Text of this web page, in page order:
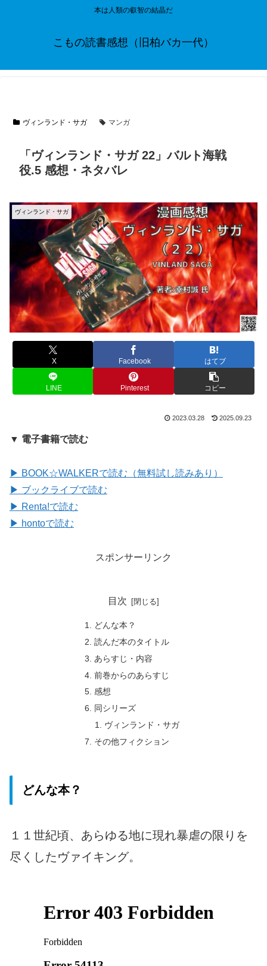
本は人類の叡智の結晶だ
こもの読書感想（旧柏バカ一代）
ヴィンランド・サガ マンガ
「ヴィンランド・サガ 22」バルト海戦
役.5 感想・ネタバレ
ヴィンランド・サガ
X Facebook はてブ
LINE Pinterest コピー
2023.03.28 2025.09.23
▼ 電子書籍で読む
▶ BOOK☆WALKERで読む（無料試し読みあり）
▶ ブックライブで読む
▶ Renta!で読む
▶ hontoで読む
スポンサーリンク
目次
どんな本？
読んだ本のタイトル
あらすじ・内容
前巻からのあらすじ
感想
同シリーズ
ヴィンランド・サガ
その他フィクション
どんな本？
１１世紀頃、あらゆる地に現れ暴虐の限りを
尽くしたヴァイキング。